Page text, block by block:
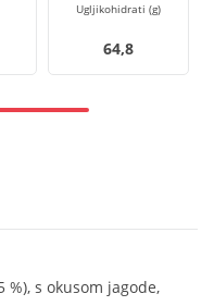
Ugljikohidrati (g)
64,8
s okusom jagode,